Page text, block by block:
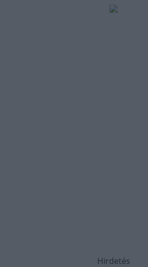
Hirdetés